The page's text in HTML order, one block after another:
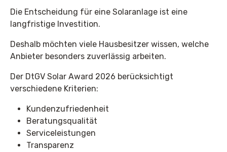
Die Entscheidung für eine Solaranlage ist eine
langfristige Investition.
Deshalb möchten viele Hausbesitzer wissen, welche
Anbieter besonders zuverlässig arbeiten.
Der DtGV Solar Award 2026 berücksichtigt
verschiedene Kriterien:
Kundenzufriedenheit
Beratungsqualität
Serviceleistungen
Transparenz